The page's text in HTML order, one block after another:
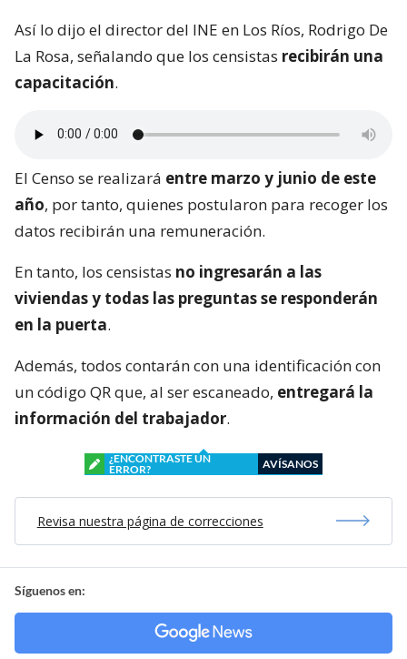
Así lo dijo el director del INE en Los Ríos, Rodrigo De
La Rosa, señalando que los censistas recibirán una
capacitación.
El Censo se realizará entre marzo y junio de este
año, por tanto, quienes postularon para recoger los
datos recibirán una remuneración.
En tanto, los censistas no ingresarán a las
viviendas y todas las preguntas se responderán
en la puerta.
Además, todos contarán con una identificación con
un código QR que, al ser escaneado, entregará la
información del trabajador.
¿ENCONTRASTE UN
ERROR?
AVÍSANOS
Revisa nuestra página de correcciones
Síguenos en: